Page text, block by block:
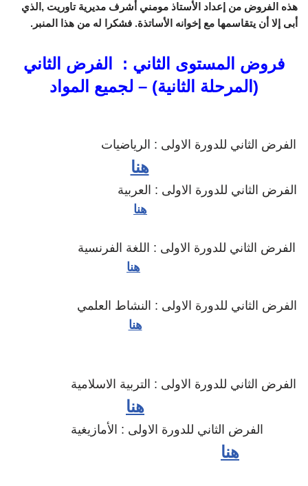
هذه الفروض من إعداد الأستاذ مومني أشرف مديرية تاوريت ,الذي
أبى إلا أن يتقاسمها مع إخوانه الأساتذة. فشكرا له من هذا المنبر.
فروض المستوى الثاني : الفرض الثاني
(المرحلة الثانية) – لجميع المواد
الفرض الثاني للدورة الاولى : الرياضيات
هنا
الفرض الثاني للدورة الاولى : العربية
هنا
الفرض الثاني للدورة الاولى : اللغة الفرنسية
هنا
الفرض الثاني للدورة الاولى : النشاط العلمي
هنا
الفرض الثاني للدورة الاولى : التربية الاسلامية
هنا
الفرض الثاني للدورة الاولى : الأمازيغية
هنا